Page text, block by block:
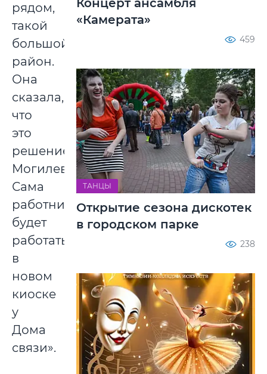
рядом,
такой
большой
район.
Она
сказала,
что
это
решение
Могилева.
Сама
работница
будет
работать
в
новом
киоске
у
Дома
связи».
«Камерата»
459
ТАНЦЫ
Открытие сезона дискотек
в городском парке
238